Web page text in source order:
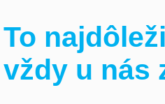
To
vždy u nás